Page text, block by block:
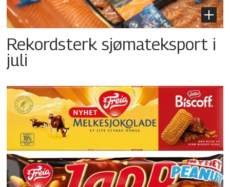
Rekordsterk sjømateksport i
juli